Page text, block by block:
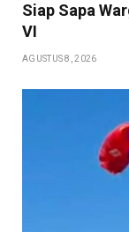
Siap Sapa
VI
AGUSTUS 8, 2026